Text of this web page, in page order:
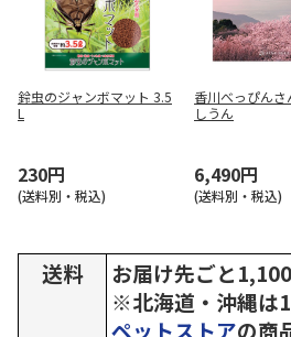
鈴虫のジャンボマット 3.5
L
230円
(送料別・税込)
香川べっぴん
しうん
6,490円
(送料別・税込)
送料
お届け先ごと1,100
※北海道・沖縄は
ペットストアの商